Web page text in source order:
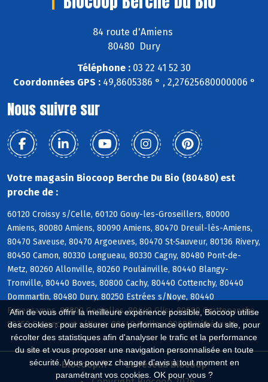
Afin de vous offrir la meilleure expérience possible, Biocoop utilise
des cookies : pour assurer une performance optimale du site, pour
récolter des statistiques afin d'analyser le trafic et la performance
du site et vous proposer une navigation personnalisée en toute
sécurité. Vous pouvez changer d'avis à tout moment en
paramétrant vos cookies. OK pour vous ?
84 route d'Amiens
80480 Dury
Téléphone : 03 22 41 52 30
Coordonnées GPS :49,8605386 ° , 2,27625680000006 °
Nous suivre sur
Votre magasin Biocoop Berche Du Bio (80480) est
proche de :
60120 Croissy s/Celle, 60120 Gouy-les-Groseillers, 80000
Amiens, 80080 Amiens, 80090 Amiens, 80470 Dreuil-lès-Amiens,
80470 Saveuse, 80470 Argoeuves, 80470 St-Sauveur, 80136 Rivery,
80450 Camon, 80330 Longueau, 80330 Cagny, 80480 Pont-de-
Metz, 80260 Allonville, 80260 Poulainville, 80440 Blangy-
Tronville, 80440 Boves, 80800 Cachy, 80440 Cottenchy, 80440
Dommartin, 80480 Dury, 80250 Estrées s/Noye, 80440
Fouencamps, 80800 Gentelles, 80440 Glisy, 80680 Grattepanche,
80250 Guyencourt s/Noye, 80440 Hailles, 80680 Hébécourt
Biocoop.fr
Le réseau Biocoop